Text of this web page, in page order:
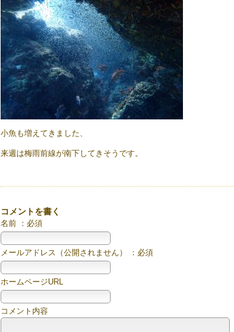
小魚も増えてきました、
来週は梅雨前線が南下してきそうです。
コメントを書く
名前 ：必須
メールアドレス（公開されません） ：必須
ホームページURL
コメント内容